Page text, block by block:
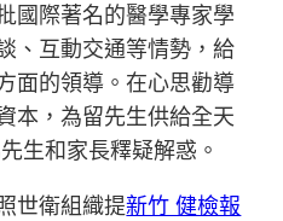
國際著名的醫學專家學
、互動交通等情勢，給
面的領導。在心思勸導
本，為留先生供給全天
生和家長釋疑解惑。
世衛組織提新竹 健檢報